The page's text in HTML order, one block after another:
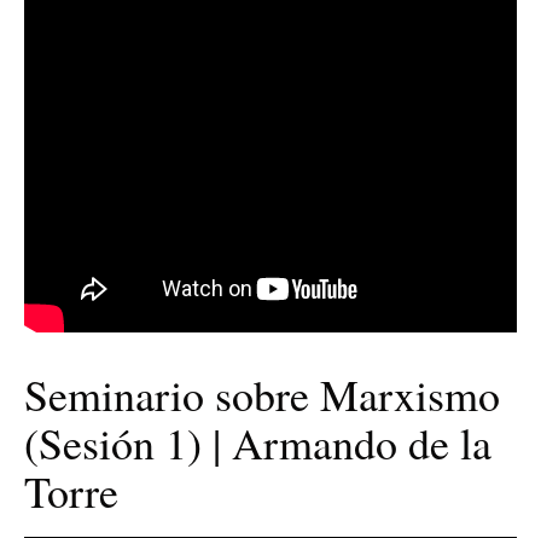
Seminario sobre Marxismo
(Sesión 1) | Armando de la
Torre